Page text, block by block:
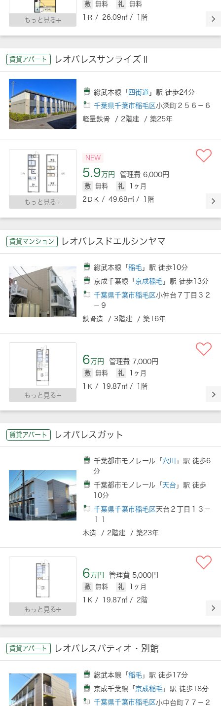
もっと見る
敷 無料 礼
無料
1Ｒ / 26.09㎡ / 1階
賃貸アパート レオパレスサンライズⅡ
総武本線「 四街道 」駅 徒歩24分
千葉県千葉市稲毛区小深町２５６－６
軽量鉄骨 / 2階建 / 築25年
もっと見る
NEW
5.9万円 管理費 6,000円
敷 無料 礼
1ヶ月
2ＤＫ / 49.68㎡ / 1階
賃貸マンション レオパレスドエルシンヤマ
総武本線「稲毛 」駅 徒歩10分
京成千葉線「京成稲毛 」駅 徒歩13分
千葉県千葉市稲毛区小仲台７丁目３２
－９
鉄骨造 / 3階建 / 築16年
もっと見る
6万円 管理費 7,000円
敷 無料 礼
1ヶ月
1Ｋ / 19.87㎡ / 1階
賃貸アパート レオパレスガット
千葉都市モノレール「 穴川
」駅 徒歩6
分
千葉都市モノレール「天台 」駅 徒歩
10分
千葉県千葉市稲毛区天台２丁目１３－
１１
木造 / 2階建 / 築23年
もっと見る
6万円 管理費 5,000円
敷 無料 礼
1ヶ月
1Ｋ / 19.87㎡ / 2階
賃貸アパート レオパレスパティオ・別館
総武本線「稲毛 」駅 徒歩17分
京成千葉線「京成稲毛 」駅 徒歩18分
千葉県千葉市稲毛区 小中台町７７－２